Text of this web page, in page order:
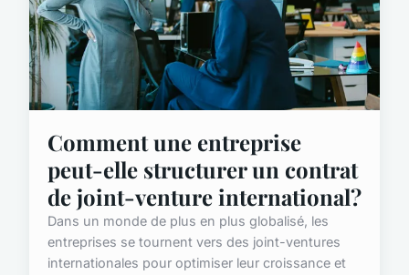
Comment une entreprise
peut-elle structurer un contrat
de joint-venture international?
Dans un monde de plus en plus globalisé, les
entreprises se tournent vers des joint-ventures
internationales pour optimiser leur croissance et